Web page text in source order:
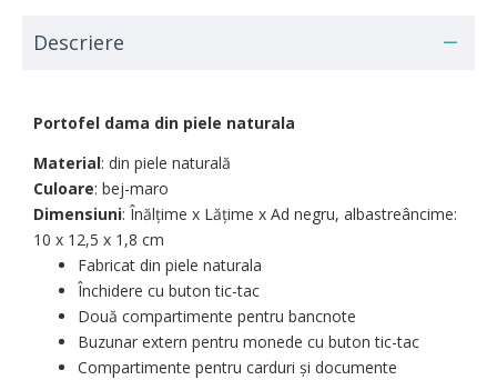
Descriere
Portofel dama din piele naturala
Material: din piele naturală
Culoare: bej-maro
Dimensiuni: Înălțime x Lățime x Ad negru, albastreâncime:
10 х 12,5 х 1,8 cm
Fabricat din piele naturala
Închidere cu buton tic-tac
Două compartimente pentru bancnote
Buzunar extern pentru monede cu buton tic-tac
Compartimente pentru carduri și documente